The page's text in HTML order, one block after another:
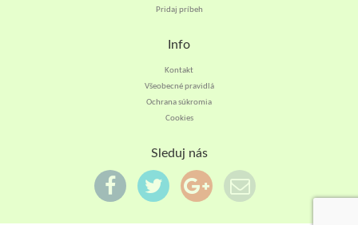
Pridaj príbeh
Info
Kontakt
Všeobecné pravidlá
Ochrana súkromia
Cookies
Sleduj nás